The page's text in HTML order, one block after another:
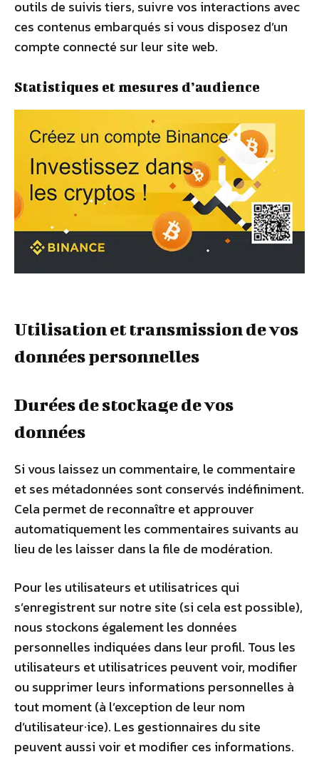
outils de suivis tiers, suivre vos interactions avec
ces contenus embarqués si vous disposez d’un
compte connecté sur leur site web.
Statistiques et mesures d’audience
Utilisation et transmission de vos
données personnelles
Durées de stockage de vos
données
Si vous laissez un commentaire, le commentaire
et ses métadonnées sont conservés indéfiniment.
Cela permet de reconnaître et approuver
automatiquement les commentaires suivants au
lieu de les laisser dans la file de modération.
Pour les utilisateurs et utilisatrices qui
s’enregistrent sur notre site (si cela est possible),
nous stockons également les données
personnelles indiquées dans leur profil. Tous les
utilisateurs et utilisatrices peuvent voir, modifier
ou supprimer leurs informations personnelles à
tout moment (à l’exception de leur nom
d’utilisateur·ice). Les gestionnaires du site
peuvent aussi voir et modifier ces informations.